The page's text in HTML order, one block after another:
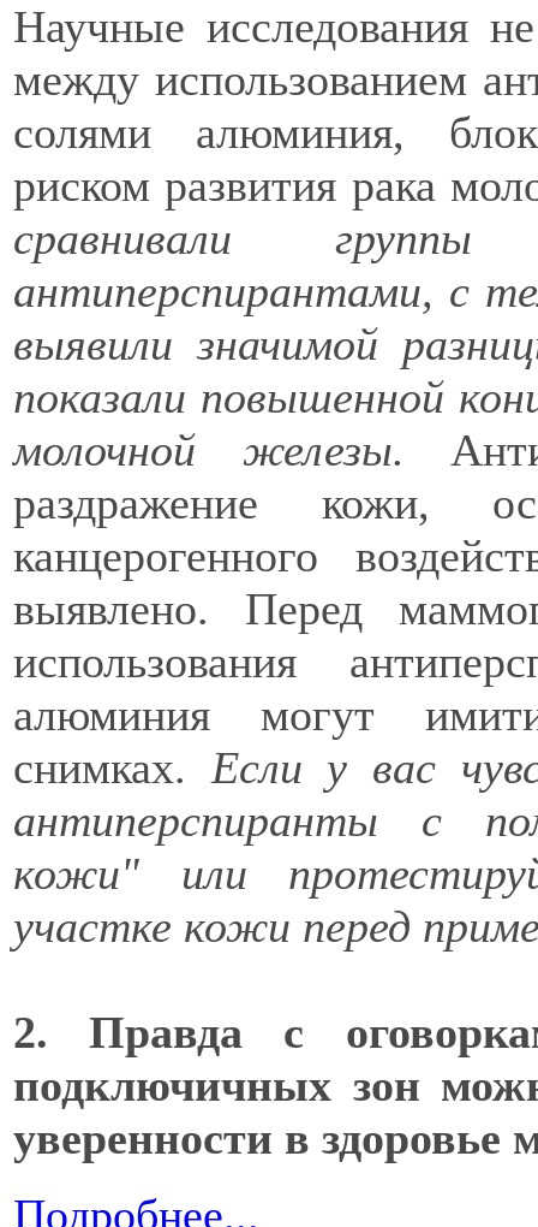
Научные исследования
между использованием
солями алюминия,
риском развития рака
сравнивали группы
антиперспирантами, с
выявили значимой
показали повышенной
молочной железы.
раздражение кожи,
канцерогенного
выявлено. Перед
использования
алюминия могут
снимках. Если у вас
антиперспиранты с
кожи" или
участке кожи перед
2. Правда с
подключичных зон
уверенности в здоровье
Подробнее...